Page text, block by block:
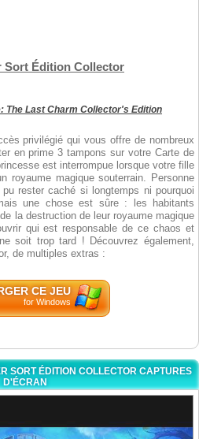
Sort Édition Collector
The Last Charm Collector's Edition
privilégié qui vous offre de nombreux
en prime 3 tampons sur votre Carte de
est interrompue lorsque votre fille
royaume magique souterrain. Personne
rester caché si longtemps ni pourquoi
une chose est sûre : les habitants
la destruction de leur royaume magique
qui est responsable de ce chaos et
soit trop tard ! Découvrez également,
de multiples extras :
CE JEU
for Windows
SORT ÉDITION COLLECTOR CAPTURES
D'ÉCRAN